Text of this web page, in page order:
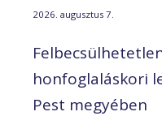
2026. augusztus 7.
honfoglaláskori
Pest megyében